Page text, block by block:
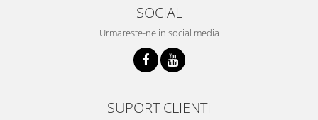
SOCIAL
Urmareste-ne in social media
SUPORT CLIENTI